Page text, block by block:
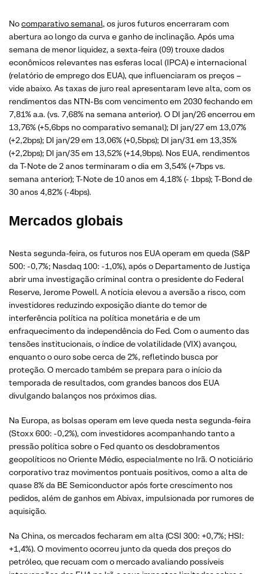
Nocomparativo semanal, os juros futuros encerraram com
abertura ao longo da curva e ganho de inclinação. Após uma
semana de menor liquidez, a sexta-feira (09) trouxe dados
econômicos relevantes nas esferas local (IPCA) e internacional
(relatório de emprego dos EUA), que influenciaram os preços –
vide abaixo. As taxas de juro real apresentaram leve alta, com os
rendimentos das NTN-Bs com vencimento em 2030 fechando em
7,81% a.a. (vs. 7,68% na semana anterior). O DI jan/26 encerrou em
13,76% (+5,6bps no comparativo semanal); DI jan/27 em 13,07%
(+2,2bps); DI jan/29 em 13,06% (+0,5bps); DI jan/31 em 13,35%
(+2,2bps); DI jan/35 em 13,52% (+14,9bps). Nos EUA, rendimentos
da T-Note de 2 anos terminaram o dia em 3,54% (+7bps vs.
semana anterior); T-Note de 10 anos em 4,18% (- 1bps); T-Bond de
30 anos 4,82% (-4bps).
Mercados globais
Nesta segunda-feira, os futuros nos EUA operam em queda (S&P
500: -0,7%; Nasdaq 100: -1,0%), após o Departamento de Justiça
abrir uma investigação criminal contra o presidente do Federal
Reserve, Jerome Powell. A notícia elevou a aversão a risco, com
investidores reduzindo exposição diante do temor de
interferência política na política monetária e de um
enfraquecimento da independência do Fed. Com o aumento das
tensões institucionais, o índice de volatilidade (VIX) avançou,
enquanto o ouro sobe cerca de 2%, refletindo busca por
proteção. O mercado também se prepara para o início da
temporada de resultados, com grandes bancos dos EUA
divulgando balanços nos próximos dias.
Na Europa, as bolsas operam em leve queda nesta segunda-feira
(Stoxx 600: -0,2%), com investidores acompanhando tanto a
pressão política sobre o Fed quanto os desdobramentos
geopolíticos no Oriente Médio, especialmente no Irã. O noticiário
corporativo traz movimentos pontuais positivos, como a alta de
quase 8% da BE Semiconductor após forte crescimento nos
pedidos, além de ganhos em Abivax, impulsionada por rumores de
aquisição.
Na China, os mercados fecharam em alta (CSI 300: +0,7%; HSI:
+1,4%). O movimento ocorreu junto da queda dos preços do
petróleo, que recuam com o mercado avaliando possíveis